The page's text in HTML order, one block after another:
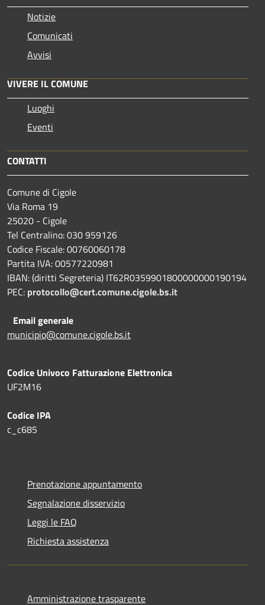
Notizie
Comunicati
Avvisi
VIVERE IL COMUNE
Luoghi
Eventi
CONTATTI
Comune di Cigole
Via Roma 19
25020 - Cigole
Tel Centralino: 030 959126
Codice Fiscale: 00760060178
Partita IVA: 00577220981
IBAN: (diritti Segreteria) IT62R0359901800000000190194
PEC: protocollo@cert.comune.cigole.bs.it
Email generale
municipio@comune.cigole.bs.it
Codice Univoco Fatturazione Elettronica
UF2M16
Codice IPA
c_c685
Prenotazione appuntamento
Segnalazione disservizio
Leggi le FAQ
Richiesta assistenza
Amministrazione trasparente